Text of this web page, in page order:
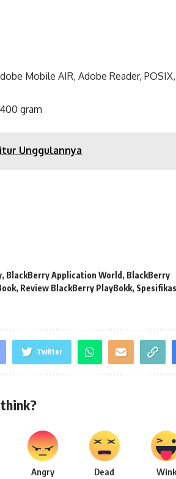
Mobile AIR, Adobe Reader, POSIX,
gram
Unggulannya
, BlackBerry Application World , BlackBerry
, Review BlackBerry PlayBokk,
Twitter
Angry Dead Wink